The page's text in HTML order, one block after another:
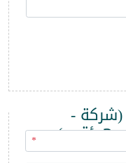
-
هيئة ...)
*